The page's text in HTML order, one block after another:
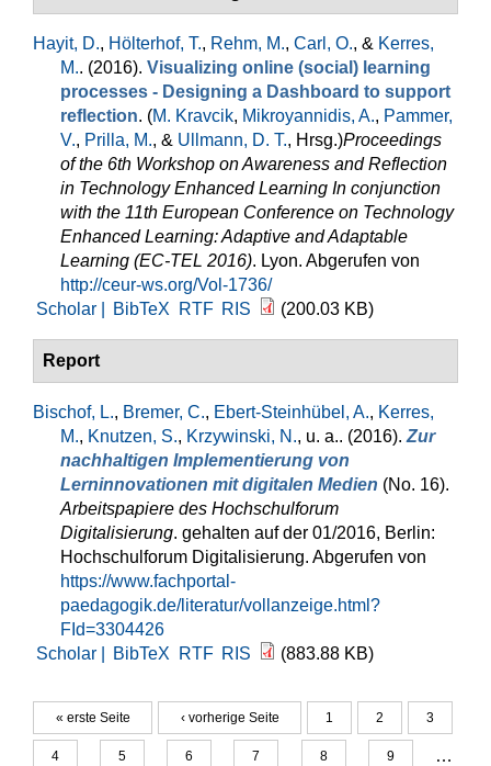
Hayit, D., Hölterhof, T., Rehm, M., Carl, O., & Kerres,
M.. (2016). Visualizing online (social) learning
processes - Designing a Dashboard to support
reflection. (M. Kravcik, Mikroyannidis, A., Pammer,
V., Prilla, M., & Ullmann, D. T., Hrsg.)Proceedings
of the 6th Workshop on Awareness and Reflection
in Technology Enhanced Learning In conjunction
with the 11th European Conference on Technology
Enhanced Learning: Adaptive and Adaptable
Learning (EC-TEL 2016). Lyon. Abgerufen von
http://ceur-ws.org/Vol-1736/
Scholar |
BibTeX RTF RIS (200.03 KB)
Report
Bischof, L., Bremer, C., Ebert-Steinhübel, A., Kerres,
M., Knutzen, S., Krzywinski, N., u. a.. (2016). Zur
nachhaltigen Implementierung von
Lerninnovationen mit digitalen Medien (No. 16).
Arbeitspapiere des Hochschulforum
Digitalisierung. gehalten auf der 01/2016, Berlin:
Hochschulforum Digitalisierung. Abgerufen von
https://www.fachportal-
paedagogik.de/literatur/vollanzeige.html?
FId=3304426
Scholar |
BibTeX RTF RIS (883.88 KB)
Seiten
« erste Seite ‹ vorherige Seite 1 2 3
4 5 6 7 8 9 …